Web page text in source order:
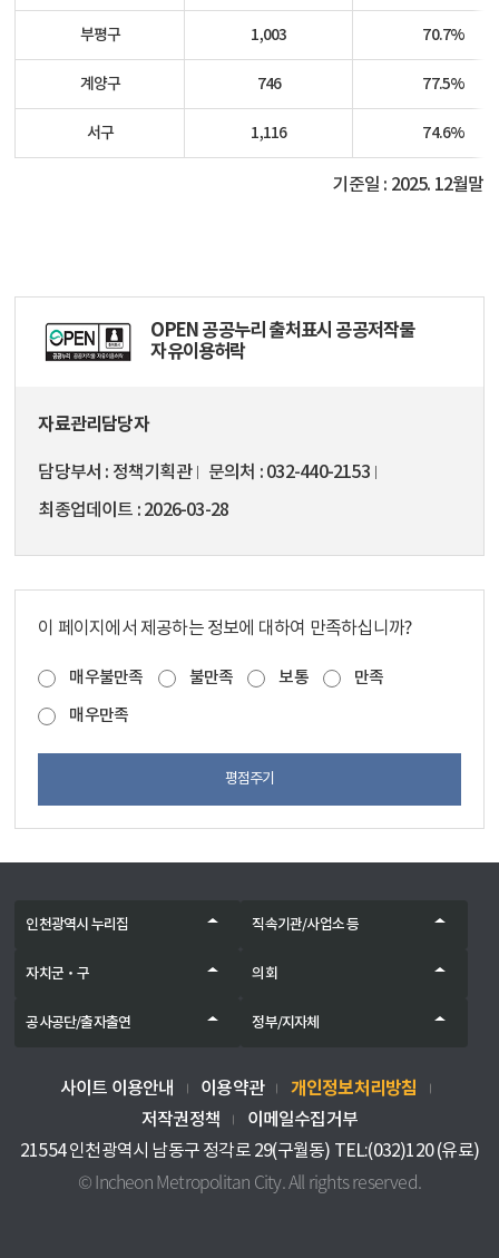
부평구 1,003 70.7%
계양구 746 77.5%
서구 1,116 74.6%
기준일 : 2025. 12월말
OPEN 공공누리 출처표시 공공저작물
자유이용허락
자료관리담당자
담당부서 정책기획관 문의처
032-440-2153
최종업데이트
2026-03-28
이 페이지에서 제공하는 정보에 대하여 만족하십니까?
매우불만족 불만족 보통
만족
매우만족
평점주기
인천광역시 누리집 직속기관/사업소 등
자치군‧구 의회
공사공단/출자출연 정부/지자체
사이트 이용안내 이용약관 개인정보처리방침
저작권정책
이메일수집거부
21554 인천광역시 남동구 정각로 29(구월동) TEL:(032)120 (유료)
© Incheon Metropolitan City. All rights reserved.